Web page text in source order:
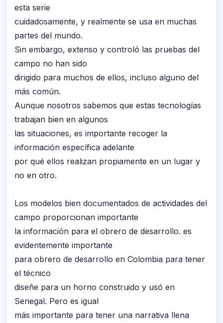
esta serie
cuidadosamente, y realmente se usa en muchas
partes del mundo.
Sin embargo, extenso y controló las pruebas del
campo no han sido
dirigido para muchos de ellos, incluso alguno del
más común.
Aunque nosotros sabemos que estas tecnologías
trabajan bien en algunos
las situaciones, es importante recoger la
información específica adelante
por qué ellos realizan propiamente en un lugar y
no en otro.
Los modelos bien documentados de actividades del
campo proporcionan importante
la información para el obrero de desarrollo. es
evidentemente importante
para obrero de desarrollo en Colombia para tener
el técnico
diseñe para un horno construido y usó en
Senegal. Pero es igual
más importante para tener una narrativa llena